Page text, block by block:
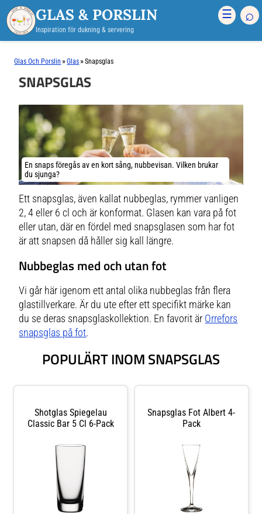
GLAS & PORSLIN
Inspiration för dukning & servering
☰ ⌕
Glas Och Porslin »Glas »Snapsglas
SNAPSGLAS
En snaps föregås av en kort sång, nubbevisan. Vilken brukar
du sjunga?
Ett snapsglas, även kallat nubbeglas, rymmer vanligen
2, 4 eller 6 cl och är konformat. Glasen kan vara på fot
eller utan, där en fördel med snapsglasen som har fot
är att snapsen då håller sig kall längre.
Nubbeglas med och utan fot
Vi går här igenom ett antal olika nubbeglas från flera
glastillverkare. Är du ute efter ett specifikt märke kan
du se deras snapsglaskollektion. En favorit är Orrefors
snapsglas på fot.
POPULÄRT INOM SNAPSGLAS
Shotglas Spiegelau
Classic Bar 5 Cl 6-Pack
Snapsglas Fot Albert 4-
Pack